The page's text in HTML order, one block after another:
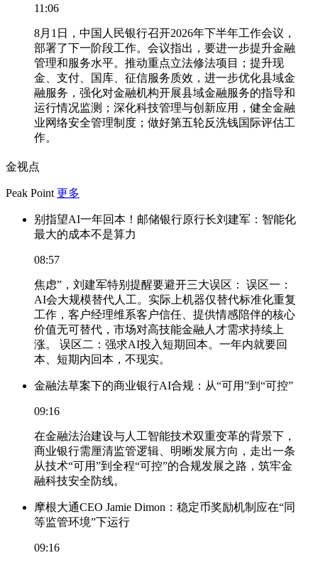
11:06
8月1日，中国人民银行召开2026年下半年工作会议，
部署了下一阶段工作。会议指出，要进一步提升金融
管理和服务水平。推动重点立法修法项目；提升现
金、支付、国库、征信服务质效，进一步优化县域金
融服务，强化对金融机构开展县域金融服务的指导和
运行情况监测；深化科技管理与创新应用，健全金融
业网络安全管理制度；做好第五轮反洗钱国际评估工
作。
金视点
Peak Point 更多
别指望AI一年回本！邮储银行原行长刘建军：智能化
最大的成本不是算力
08:57
焦虑”，刘建军特别提醒要避开三大误区： 误区一：
AI会大规模替代人工。实际上机器仅替代标准化重复
工作，客户经理维系客户信任、提供情感陪伴的核心
价值无可替代，市场对高技能金融人才需求持续上
涨。 误区二：强求AI投入短期回本。一年内就要回
本、短期内回本，不现实。
金融法草案下的商业银行AI合规：从“可用”到“可控”
09:16
在金融法治建设与人工智能技术双重变革的背景下，
商业银行需厘清监管逻辑、明晰发展方向，走出一条
从技术“可用”到全程“可控”的合规发展之路，筑牢金
融科技安全防线。
摩根大通CEO Jamie Dimon：稳定币奖励机制应在“同
等监管环境”下运行
09:16